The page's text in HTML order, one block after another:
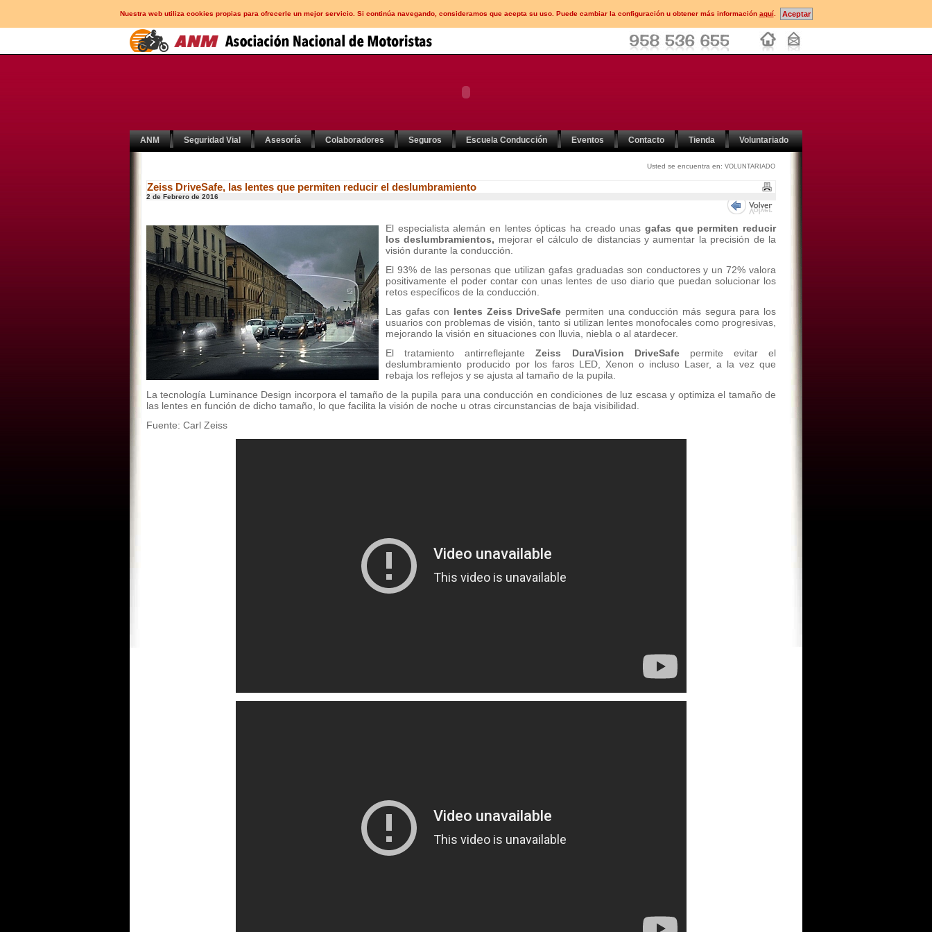
Nuestra web utiliza cookies propias para ofrecerle un mejor servicio. Si continúa navegando, consideramos que acepta su uso. Puede cambiar la configuración u obtener más información aquí.
ANM Seguridad Vial Asesoría Colaboradores Seguros Escuela Conducción Eventos Contacto Tienda Voluntariado
Usted se encuentra en: VOLUNTARIADO
Zeiss DriveSafe, las lentes que permiten reducir el deslumbramiento
2 de Febrero de 2016
El especialista alemán en lentes ópticas ha creado unas gafas que permiten reducir
los deslumbramientos, mejorar el cálculo de distancias y aumentar la precisión de la
visión durante la conducción.
El 93% de las personas que utilizan gafas graduadas son conductores y un 72% valora
positivamente el poder contar con unas lentes de uso diario que puedan solucionar los
retos específicos de la conducción.
Las gafas con lentes Zeiss DriveSafe permiten una conducción más segura para los
usuarios con problemas de visión, tanto si utilizan lentes monofocales como progresivas,
mejorando la visión en situaciones con lluvia, niebla o al atardecer.
El tratamiento antirreflejanteZeiss DuraVision DriveSafe permite evitar el
deslumbramiento producido por los faros LED, Xenon o incluso Laser, a la vez que
rebaja los reflejos y se ajusta al tamaño de la pupila.
La tecnología Luminance Design incorpora el tamaño de la pupila para una conducción en condiciones de luz escasa y optimiza el tamaño de
las lentes en función de dicho tamaño, lo que facilita la visión de noche u otras circunstancias de baja visibilidad.
Fuente: Carl Zeiss